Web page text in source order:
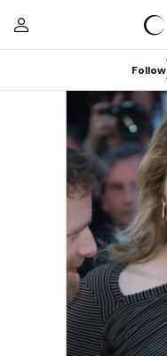
Follow